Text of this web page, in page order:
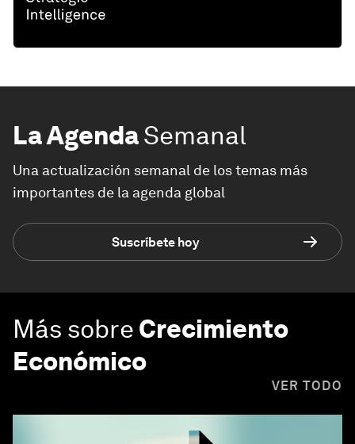
La AgendaSemanal
Una actualización semanal de los temas más
importantes de la agenda global
Suscríbete hoy
Más sobre Crecimiento
Económico
VER TODO